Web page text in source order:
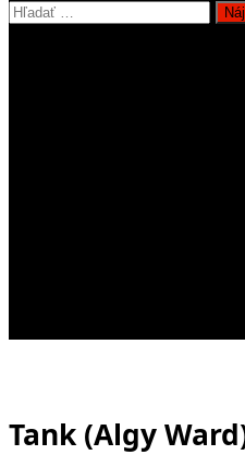
Hľadať:
Tank (Algy